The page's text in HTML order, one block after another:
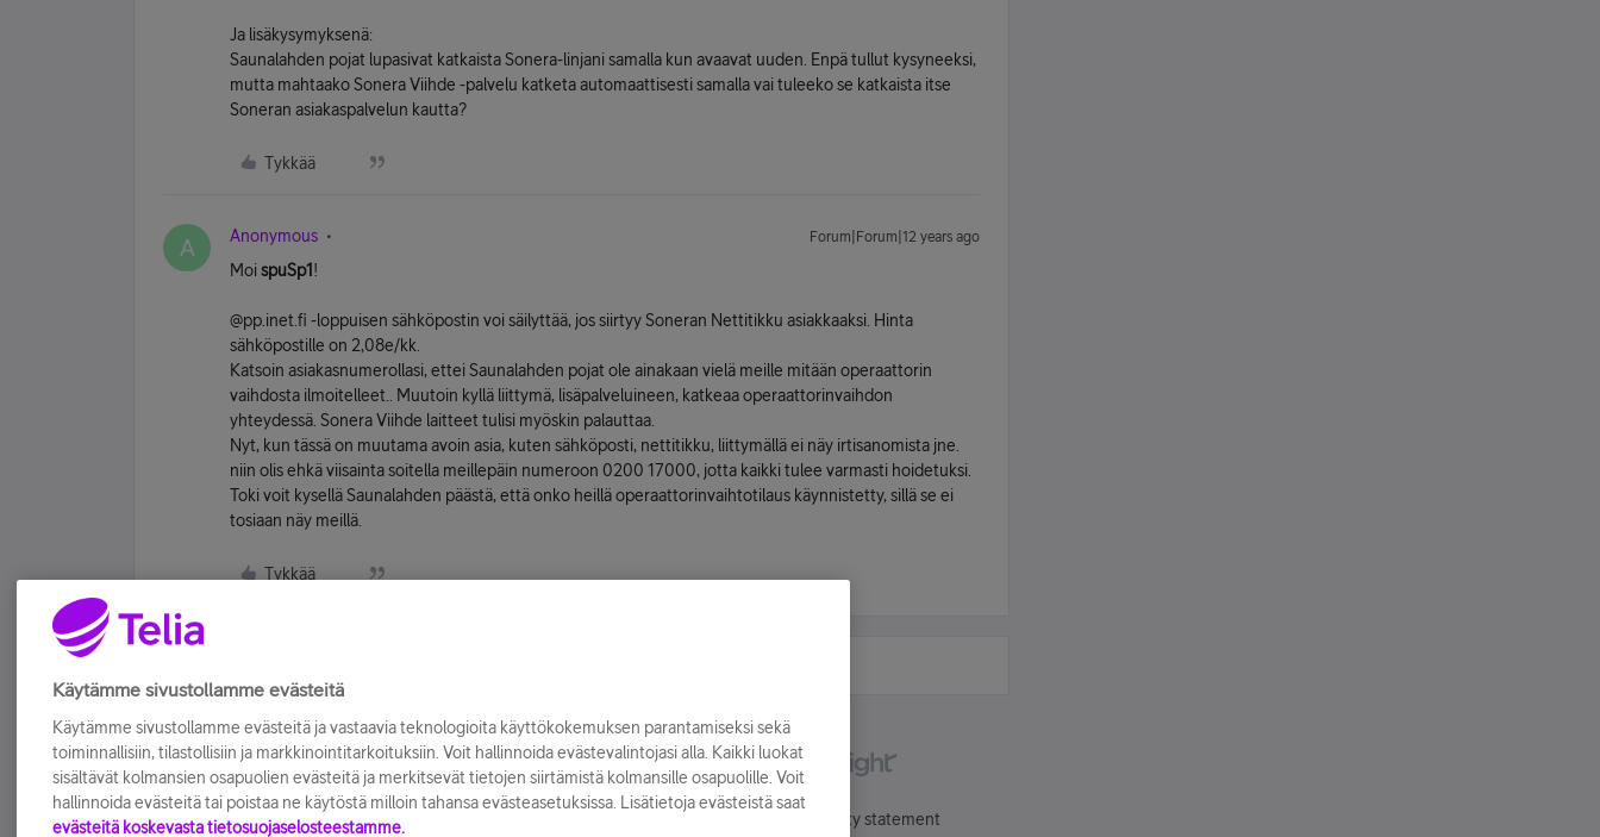
Ja lisäkysymyksenä:
Saunalahden pojat lupasivat katkaista Sonera-linjani samalla kun avaavat uuden. Enpä tullut kysyneeksi,
mutta mahtaako Sonera Viihde -palvelu katketa automaattisesti samalla vai tuleeko se katkaista itse
Soneran asiakaspalvelun kautta?
Tykkää
A Anonymous Forum|Forum|12 years ago
MoispuSp1 !
@pp.inet.fi -loppuisen sähköpostin voi säilyttää, jos siirtyy Soneran Nettitikku asiakkaaksi. Hinta
sähköpostille on 2,08e/kk.
Katsoin asiakasnumerollasi, ettei Saunalahden pojat ole ainakaan vielä meille mitään operaattorin
vaihdosta ilmoitelleet.. Muutoin kyllä liittymä, lisäpalveluineen, katkeaa operaattorinvaihdon
yhteydessä. Sonera Viihde laitteet tulisi myöskin palauttaa.
Nyt, kun tässä on muutama avoin asia, kuten sähköposti, nettitikku, liittymällä ei näy irtisanomista jne.
niin olis ehkä viisainta soitella meillepäin numeroon 0200 17000, jotta kaikki tulee varmasti hoidetuksi.
Toki voit kysellä Saunalahden päästä, että onko heillä operaattorinvaihtotilaus käynnistetty, sillä se ei
tosiaan näy meillä.
Tykkää
Accessibility statement
Käytämme sivustollamme evästeitä
Käytämme sivustollamme evästeitä ja vastaavia teknologioita käyttökokemuksen parantamiseksi sekä
toiminnallisiin, tilastollisiin ja markkinointitarkoituksiin. Voit hallinnoida evästevalintojasi alla. Kaikki luokat
sisältävät kolmansien osapuolien evästeitä ja merkitsevät tietojen siirtämistä kolmansille osapuolille. Voit
hallinnoida evästeitä tai poistaa ne käytöstä milloin tahansa evästeasetuksissa. Lisätietoja evästeistä saat
evästeitä koskevasta tietosuojaselosteestamme.